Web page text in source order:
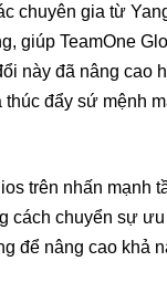
chuyên gia từ
giúp TeamOne
này đã nâng cao
đẩy sứ mệnh
trên nhấn mạnh
cách chuyển sự
để nâng cao khả